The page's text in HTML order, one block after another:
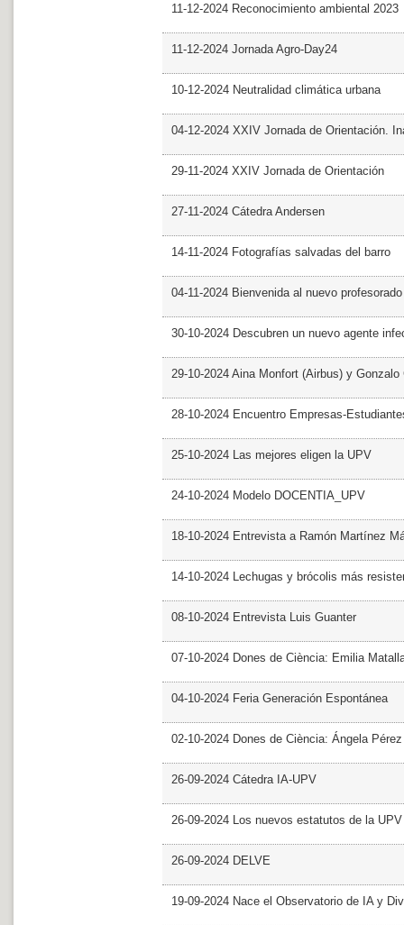
11-12-2024 Reconocimiento ambiental 2023
11-12-2024 Jornada Agro-Day24
10-12-2024 Neutralidad climática urbana
04-12-2024 XXIV Jornada de Orientación.
29-11-2024 XXIV Jornada de Orientación
27-11-2024 Cátedra Andersen
14-11-2024 Fotografías salvadas del barro
04-11-2024 Bienvenida al nuevo profesorado
30-10-2024 Descubren un nuevo agente
29-10-2024 Aina Monfort (Airbus) y
28-10-2024 Encuentro Empresas-
25-10-2024 Las mejores eligen la UPV
24-10-2024 Modelo DOCENTIA_UPV
18-10-2024 Entrevista a Ramón Martínez
14-10-2024 Lechugas y brócolis más
08-10-2024 Entrevista Luis Guanter
07-10-2024 Dones de Ciència: Emilia
04-10-2024 Feria Generación Espontánea
02-10-2024 Dones de Ciència: Ángela Pérez
26-09-2024 Cátedra IA-UPV
26-09-2024 Los nuevos estatutos de la
26-09-2024 DELVE
19-09-2024 Nace el Observatorio de IA y